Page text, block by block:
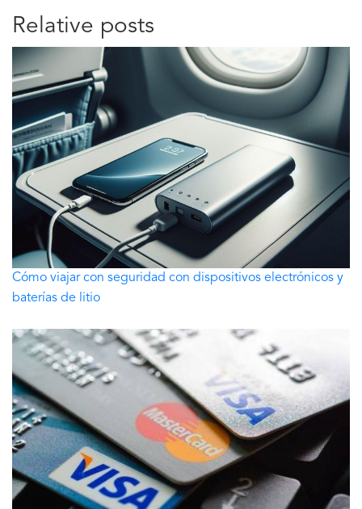
Relative posts
Cómo viajar con seguridad con dispositivos electrónicos y
baterías de litio